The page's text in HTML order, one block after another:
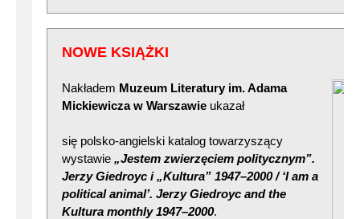
NOWE KSIĄŻKI
Nakładem Muzeum Literatury im. Adama
Mickiewicza w Warszawie ukazał
się polsko-angielski katalog towarzyszący
wystawie „Jestem zwierzęciem politycznym”.
JerzyGiedroyc i „Kultura” 1947–2000 / ‘I am a
political animal’. Jerzy Giedroyc and the
Kultura monthly 1947–2000.